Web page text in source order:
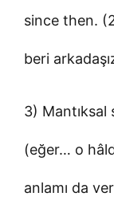
since then.
beri
3)
(eğer… o
anlamı da